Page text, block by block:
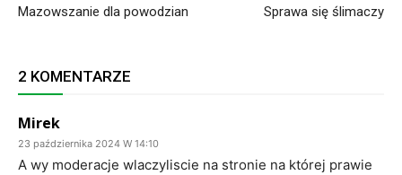
Mazowszanie dla powodzian Sprawa się ślimaczy
2 KOMENTARZE
Mirek
23 października 2024 W 14:10
A wy moderacje wlaczyliscie na stronie na której prawie